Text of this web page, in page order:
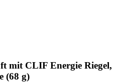
mit CLIF Energie Riegel,
(68 g)